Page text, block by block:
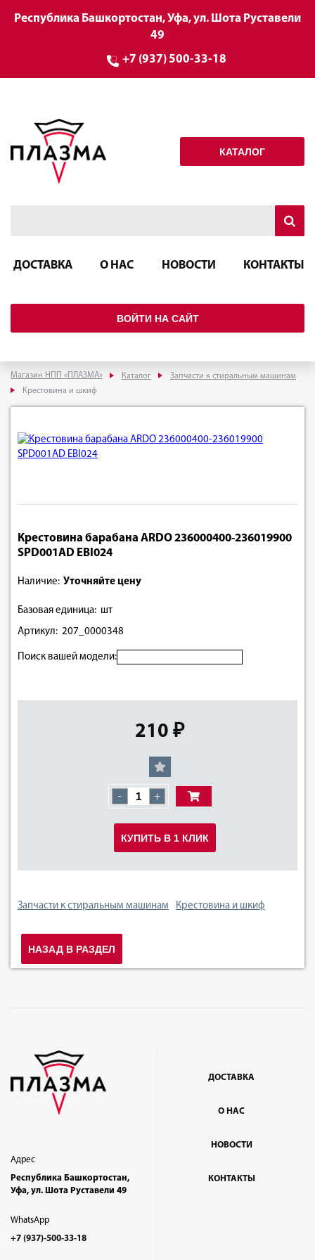
Республика Башкортостан, Уфа, ул. Шота Руставели
49
+7 (937) 500-33-18
КАТАЛОГ
ДОСТАВКА О НАС НОВОСТИ КОНТАКТЫ
ВОЙТИ НА САЙТ
Магазин НПП «ПЛАЗМА» Каталог
Запчасти к стиральным машинам
Крестовина и шкиф
Крестовина барабана ARDO 236000400-236019900
SPD001AD EBI024
Наличие: Уточняйте цену
Базовая единица: шт
Артикул: 207_0000348
Поиск вашей модели:
210 ₽
- +
КУПИТЬ В 1 КЛИК
Запчасти к стиральным машинам Крестовина и шкиф
НАЗАД В РАЗДЕЛ
Адрес
Республика Башкортостан,
Уфа, ул. Шота Руставели 49
WhatsApp
+7 (937)-500-33-18
ДОСТАВКА
О НАС
НОВОСТИ
КОНТАКТЫ